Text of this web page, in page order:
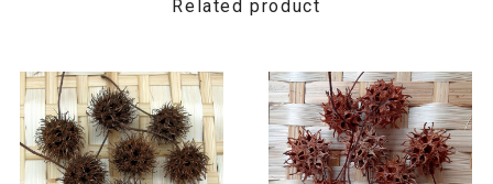
Related product